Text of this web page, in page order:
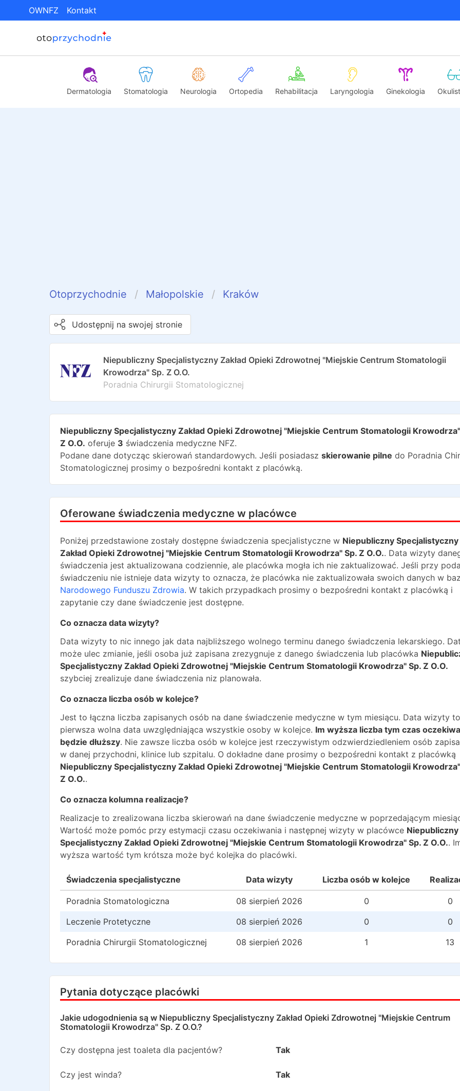
OWNFZ Kontakt
Dermatologia Stomatologia Neurologia Ortopedia Rehabilitacja Laryngologia Ginekologia
Otoprzychodnie Małopolskie Kraków
Udostępnij na swojej stronie
Niepubliczny Specjalistyczny Zakład Opieki Zdrowotnej "Miejskie Centrum Stomatologii
Krowodrza" Sp. Z O.O.
Poradnia Chirurgii Stomatologicznej
Niepubliczny Specjalistyczny Zakład Opieki Zdrowotnej "Miejskie Centrum Stomatologii
Z O.O. oferuje 3 świadczenia medyczne NFZ.
Podane dane dotycząc skierowań standardowych. Jeśli posiadasz skierowanie pilne do Poradnia
Stomatologicznej prosimy o bezpośredni kontakt z placówką.
Oferowane świadczenia medyczne w placówce
Poniżej przedstawione zostały dostępne świadczenia specjalistyczne w Niepubliczny Specjalistyczny
Zakład Opieki Zdrowotnej "Miejskie Centrum Stomatologii Krowodrza" Sp. Z O.O.. Data wizyty
świadczenia jest aktualizowana codziennie, ale placówka mogła ich nie zaktualizować. Jeśli przy
świadczeniu nie istnieje data wizyty to oznacza, że placówka nie zaktualizowała swoich danych w
Narodowego Funduszu Zdrowia. W takich przypadkach prosimy o bezpośredni kontakt z placówką i
zapytanie czy dane świadczenie jest dostępne.
Co oznacza data wizyty?
Data wizyty to nic innego jak data najbliższego wolnego terminu danego świadczenia lekarskiego.
może ulec zmianie, jeśli osoba już zapisana zrezygnuje z danego świadczenia lub placówka
Specjalistyczny Zakład Opieki Zdrowotnej "Miejskie Centrum Stomatologii Krowodrza" Sp. Z O.O.
szybciej zrealizuje dane świadczenia niz planowała.
Co oznacza liczba osób w kolejce?
Jest to łączna liczba zapisanych osób na dane świadczenie medyczne w tym miesiącu. Data wizyty to
pierwsza wolna data uwzględniająca wszystkie osoby w kolejce. Im wyższa liczba tym czas
będzie dłuższy. Nie zawsze liczba osób w kolejce jest rzeczywistym odzwierdziedleniem osób
w danej przychodni, klinice lub szpitalu. O dokładne dane prosimy o bezpośredni kontakt z placówką
Niepubliczny Specjalistyczny Zakład Opieki Zdrowotnej "Miejskie Centrum Stomatologii
Z O.O..
Co oznacza kolumna realizacje?
Realizacje to zrealizowana liczba skierowań na dane świadczenie medyczne w poprzedającym
Wartość może pomóc przy estymacji czasu oczekiwania i następnej wizyty w placówce Niepubliczny
Specjalistyczny Zakład Opieki Zdrowotnej "Miejskie Centrum Stomatologii Krowodrza" Sp. Z O.O..
wyższa wartość tym krótsza może być kolejka do placówki.
Świadczenia specjalistyczne Data wizyty Liczba osób w kolejce
Poradnia Stomatologiczna 08 sierpień 2026 0
0
Leczenie Protetyczne
08 sierpień 2026 0
0
Poradnia Chirurgii Stomatologicznej
08 sierpień 2026 1 13
Pytania dotyczące placówki
Jakie udogodnienia są w Niepubliczny Specjalistyczny Zakład Opieki Zdrowotnej "Miejskie Centrum
Stomatologii Krowodrza" Sp. Z O.O.?
Czy dostępna jest toaleta dla pacjentów? Tak
Czy jest winda? Tak